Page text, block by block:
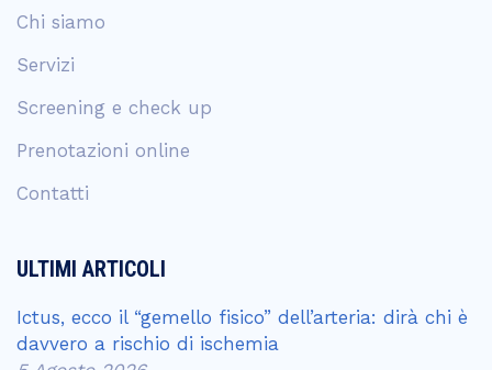
Chi siamo
Servizi
Screening e check up
Prenotazioni online
Contatti
ULTIMI ARTICOLI
Ictus, ecco il “gemello fisico” dell’arteria: dirà chi è
davvero a rischio di ischemia